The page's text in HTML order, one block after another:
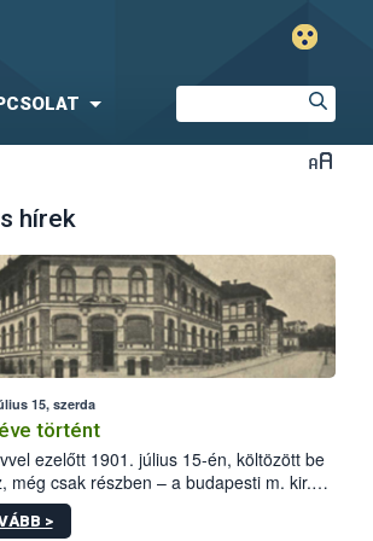
hírek
15, szerda
történt
ezelőtt 1901. július 15-én, költözött be
még csak részben – a budapesti m. kir.
állomás a Kis Rókus utca
alatti, Czigler Győző által tervezett új
>